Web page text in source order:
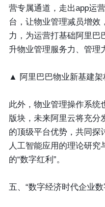
营专属通道，走出app运
台，让物业管理减员增效
力，为运营打基础阿里巴
升物业管理服务力、管理
▲ 阿里巴巴物业新基建架
此外，物业管理操作系统
版块，未来阿里云将充分
的顶级平台优势，共同探
人工智能应用的理论研究
的“数字红利”。
五、“数字经济时代企业